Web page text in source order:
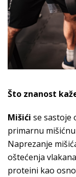
Što znanost
Mišići se sastoje
primarnu
Naprezanje
oštećenja
proteini kao